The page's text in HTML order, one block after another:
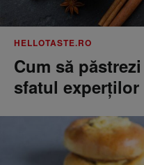
HELLOTASTE.RO
Cum să
sfatul experților